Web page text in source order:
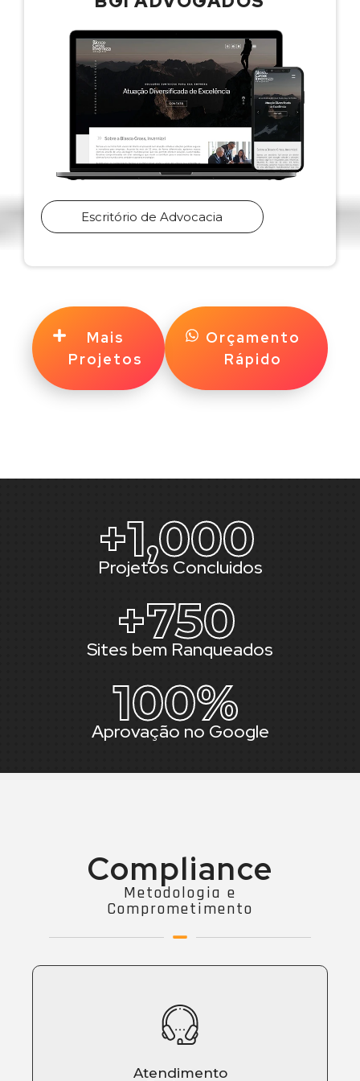
Escritório de Advocacia
Mais
Projetos
Orçamento
Rápido
+1,000
Projetos Concluidos
+750
Sites bem Ranqueados
100%
Aprovação no Google
Compliance
Metodologia e
Comprometimento
Atendimento